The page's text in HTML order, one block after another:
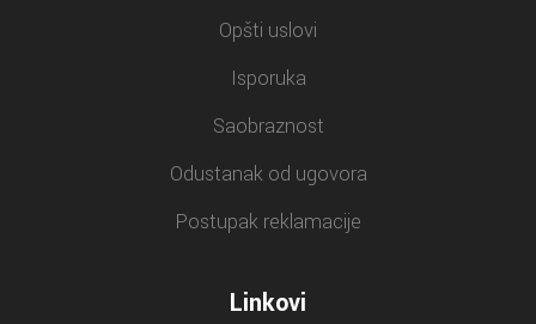
Opšti uslovi
Isporuka
Saobraznost
Odustanak od ugovora
Postupak reklamacije
Linkovi